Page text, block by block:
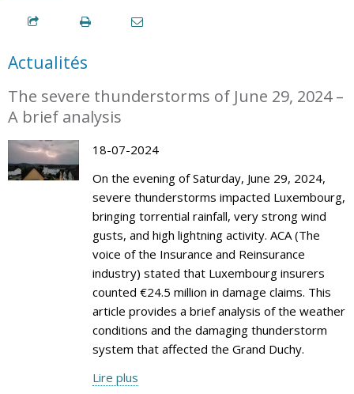
Actualités
The severe thunderstorms of June 29, 2024 –
A brief analysis
18-07-2024
On the evening of Saturday, June 29, 2024,
severe thunderstorms impacted Luxembourg,
bringing torrential rainfall, very strong wind
gusts, and high lightning activity. ACA (The
voice of the Insurance and Reinsurance
industry) stated that Luxembourg insurers
counted €24.5 million in damage claims. This
article provides a brief analysis of the weather
conditions and the damaging thunderstorm
system that affected the Grand Duchy.
Lire plus